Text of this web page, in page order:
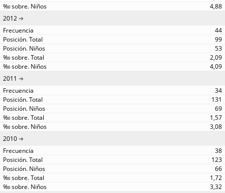
4,88
2012
44
99
53
2,09
4,09
2011
34
131
69
1,57
3,08
2010
38
123
66
1,72
3,32